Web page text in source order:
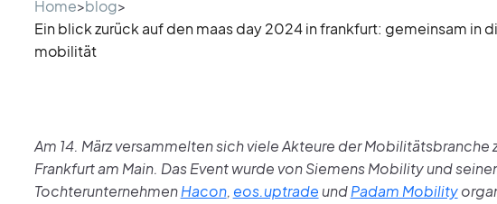
Home>blog>
Ein blick zurück auf den maas day 2024 in frankfurt: gemeinsam in
mobilität
Am 14. März versammelten sich viele Akteure der Mobilitätsbranche
Frankfurt am Main. Das Event wurde von Siemens Mobility und
TochterunternehmenHacon, eos.uptrade undPadam Mobility